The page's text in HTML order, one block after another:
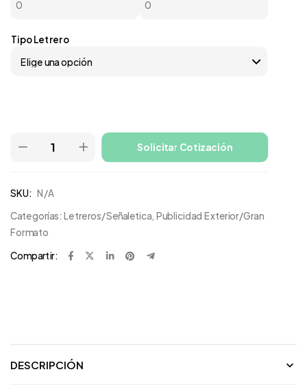
Tipo Letrero
Solicitar Cotización
SKU: N/A
Categorías:Letreros/Señaletica,Publicidad Exterior/Gran
Formato
Compartir:
DESCRIPCIÓN